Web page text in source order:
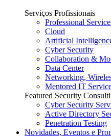
Serviços Profissionais
Professional
Cloud
Artificial
Cyber Security
Collaboration &
Data Center
Networking,
Mentored IT
Featured Security
Cyber Security
Active Directory
Penetration Testing
Novidades, Eventos e